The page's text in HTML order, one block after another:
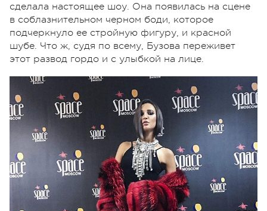
сделала настоящее шоу. Она появилась на сцене
в соблазнительном черном боди, которое
подчеркнуло ее стройную фигуру, и красной
шубе. Что ж, судя по всему, Бузова переживет
этот развод гордо и с улыбкой на лице.